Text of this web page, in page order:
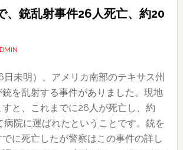
、
可
営
業、
天
井
に
、銃乱射事件26人死亡、約20
未明）、アメリカ南部のテキサス州
を乱射する事件がありました。現地
と、これまでに26人が死亡し、約
病院に運ばれたということです。銃を
に死亡したが警察はこの事件の詳し